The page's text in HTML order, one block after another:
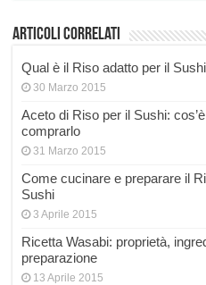
Articoli correlati
Qual è il Riso adatto per il Sushi
30 Marzo 2015
Aceto di Riso per il Sushi:
comprarlo
31 Marzo 2015
Come cucinare e preparare il
Sushi
3 Aprile 2015
Ricetta Wasabi: proprietà,
preparazione
13 Aprile 2015